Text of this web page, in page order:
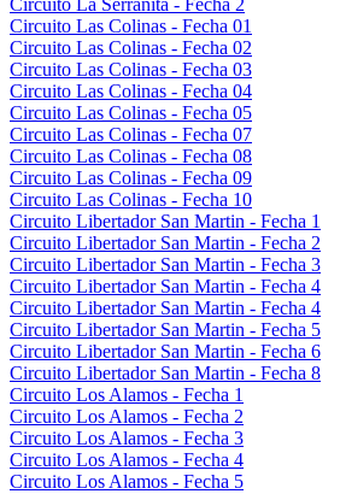
Circuito La Serranita - Fecha 2
Circuito Las Colinas - Fecha 01
Circuito Las Colinas - Fecha 02
Circuito Las Colinas - Fecha 03
Circuito Las Colinas - Fecha 04
Circuito Las Colinas - Fecha 05
Circuito Las Colinas - Fecha 07
Circuito Las Colinas - Fecha 08
Circuito Las Colinas - Fecha 09
Circuito Las Colinas - Fecha 10
Circuito Libertador San Martin - Fecha 1
Circuito Libertador San Martin - Fecha 2
Circuito Libertador San Martin - Fecha 3
Circuito Libertador San Martin - Fecha 4
Circuito Libertador San Martin - Fecha 4
Circuito Libertador San Martin - Fecha 5
Circuito Libertador San Martin - Fecha 6
Circuito Libertador San Martin - Fecha 8
Circuito Los Alamos - Fecha 1
Circuito Los Alamos - Fecha 2
Circuito Los Alamos - Fecha 3
Circuito Los Alamos - Fecha 4
Circuito Los Alamos - Fecha 5